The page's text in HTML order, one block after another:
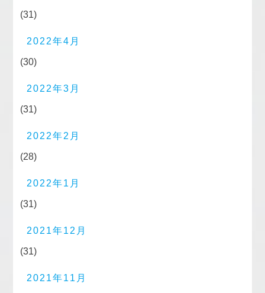
(31)
2022年4月
(30)
2022年3月
(31)
2022年2月
(28)
2022年1月
(31)
2021年12月
(31)
2021年11月